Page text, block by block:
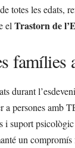
totes les edats,
el Trastorn de
famílies
durant
a persones amb
i suport
un